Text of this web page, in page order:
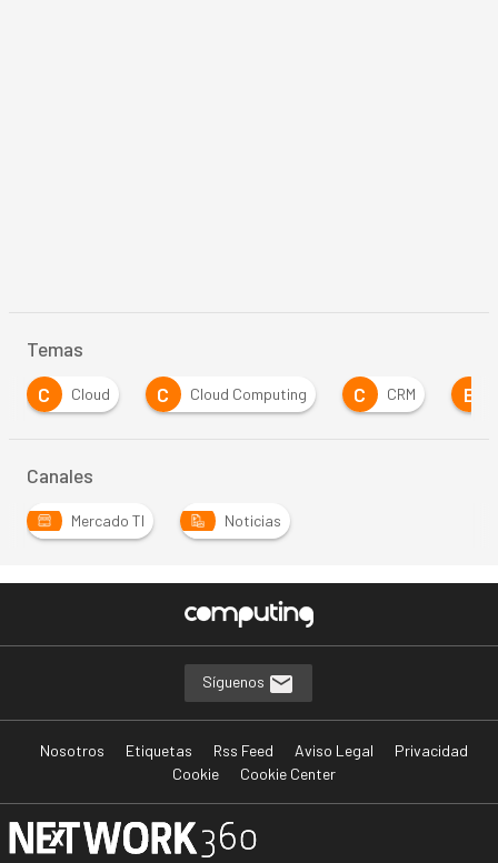
Temas
C
Cloud C Cloud Computing C CRM E
Canales
Mercado TI
Noticias
Síguenos
Nosotros Etiquetas Rss Feed Aviso Legal
Privacidad
Cookie
Cookie Center